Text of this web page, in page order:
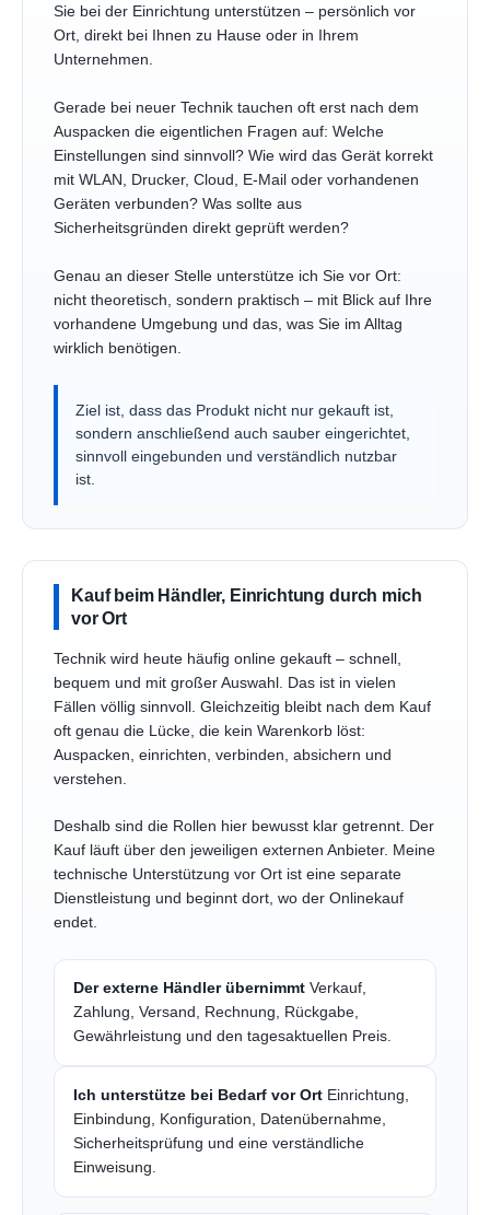
Sie bei der Einrichtung unterstützen – persönlich vor
Ort, direkt bei Ihnen zu Hause oder in Ihrem
Unternehmen.
Gerade bei neuer Technik tauchen oft erst nach dem
Auspacken die eigentlichen Fragen auf: Welche
Einstellungen sind sinnvoll? Wie wird das Gerät korrekt
mit WLAN, Drucker, Cloud, E-Mail oder vorhandenen
Geräten verbunden? Was sollte aus
Sicherheitsgründen direkt geprüft werden?
Genau an dieser Stelle unterstütze ich Sie vor Ort:
nicht theoretisch, sondern praktisch – mit Blick auf Ihre
vorhandene Umgebung und das, was Sie im Alltag
wirklich benötigen.
Ziel ist, dass das Produkt nicht nur gekauft ist,
sondern anschließend auch sauber eingerichtet,
sinnvoll eingebunden und verständlich nutzbar
ist.
Kauf beim Händler, Einrichtung durch mich
vor Ort
Technik wird heute häufig online gekauft – schnell,
bequem und mit großer Auswahl. Das ist in vielen
Fällen völlig sinnvoll. Gleichzeitig bleibt nach dem Kauf
oft genau die Lücke, die kein Warenkorb löst:
Auspacken, einrichten, verbinden, absichern und
verstehen.
Deshalb sind die Rollen hier bewusst klar getrennt. Der
Kauf läuft über den jeweiligen externen Anbieter. Meine
technische Unterstützung vor Ort ist eine separate
Dienstleistung und beginnt dort, wo der Onlinekauf
endet.
Der externe Händler übernimmt Verkauf,
Zahlung, Versand, Rechnung, Rückgabe,
Gewährleistung und den tagesaktuellen Preis.
Ich unterstütze bei Bedarf vor Ort Einrichtung,
Einbindung, Konfiguration, Datenübernahme,
Sicherheitsprüfung und eine verständliche
Einweisung.